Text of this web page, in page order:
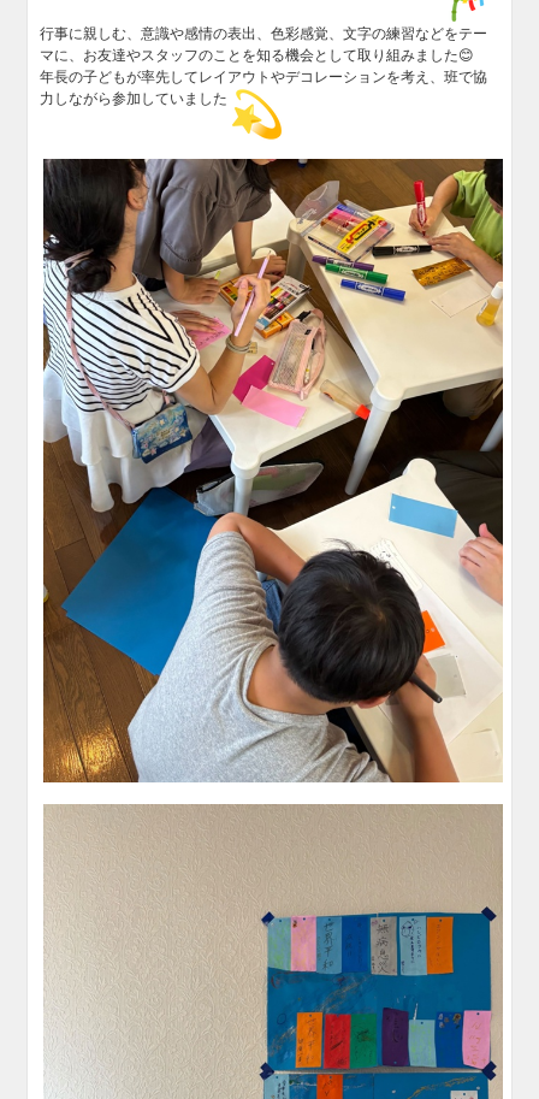
行事に親しむ、意識や感情の表出、色彩感覚、文字の練習などをテー
マに、お友達やスタッフのことを知る機会として取り組みました😊
年長の子どもが率先してレイアウトやデコレーションを考え、班で協
力しながら参加していました